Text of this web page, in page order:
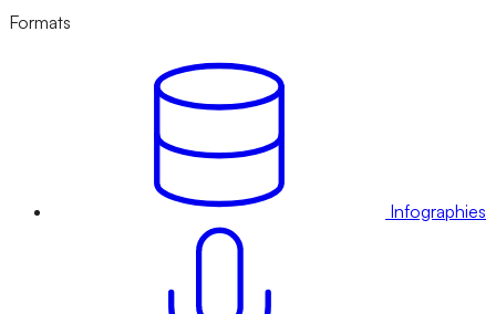
Formats
Infographies